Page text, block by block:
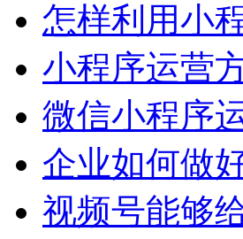
怎样利用小
小程序运营
微信小程序
企业如何做
视频号能够